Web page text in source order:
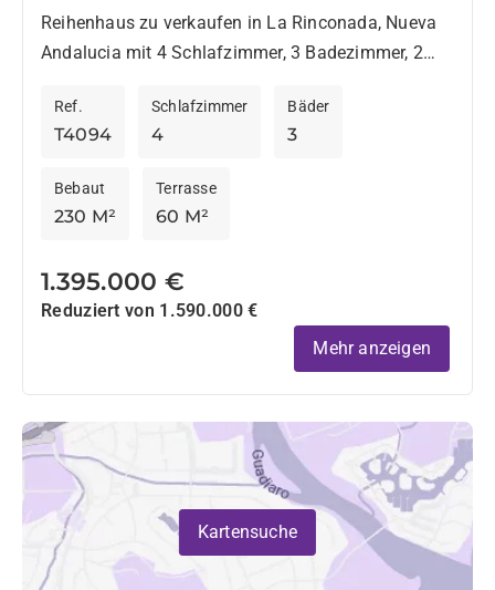
Reihenhaus zu verkaufen in La Rinconada, Nueva
Andalucia mit 4 Schlafzimmer, 3 Badezimmer, 2
1983 und hat Pool...
T4094
Ref.
4
Schlafzimmer
3
Bäder
230 M²
Bebaut
60 M²
Terrasse
1.395.000 €
Reduziert von 1.590.000 €
Mehr anzeigen
Kartensuche